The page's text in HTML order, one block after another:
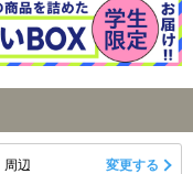
周辺 変更する